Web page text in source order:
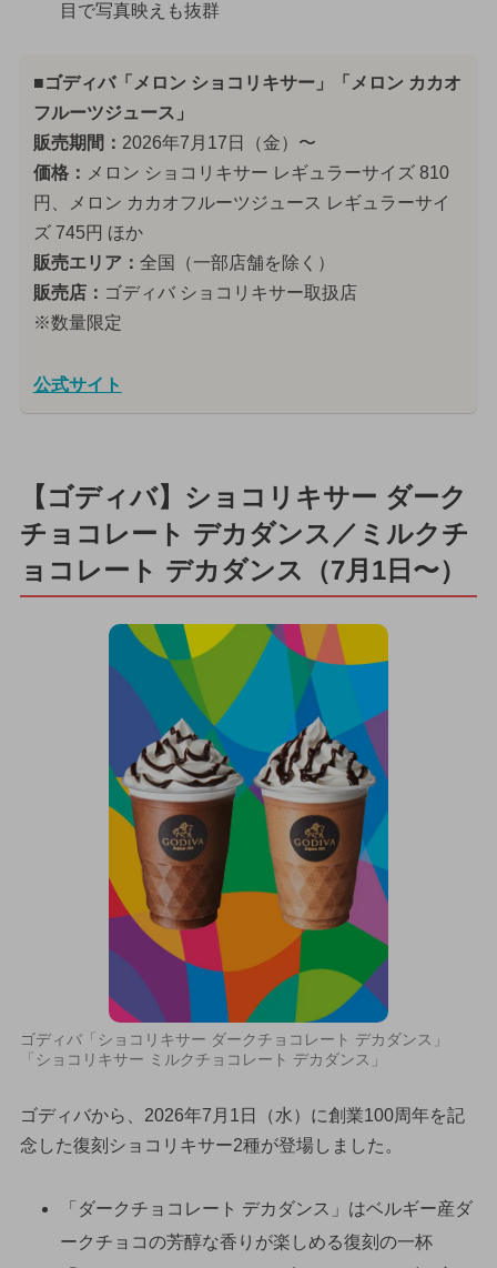
目で写真映えも抜群
■ゴディバ「メロン ショコリキサー」「メロン カカオ
フルーツジュース」
販売期間： 2026年7月17日（金）〜
価格： メロン ショコリキサー レギュラーサイズ 810
円、メロン カカオフルーツジュース レギュラーサイ
ズ 745円 ほか
販売エリア： 全国（一部店舗を除く）
販売店： ゴディバ ショコリキサー取扱店
※数量限定
公式サイト
【ゴディバ】ショコリキサー ダーク
チョコレート デカダンス／ミルクチ
ョコレート デカダンス（7月1日〜）
ゴディバ「ショコリキサー ダークチョコレート デカダンス」
「ショコリキサー ミルクチョコレート デカダンス」
ゴディバから、2026年7月1日（水）に創業100周年を記
念した復刻ショコリキサー2種が登場しました。
「ダークチョコレート デカダンス」はベルギー産ダ
ークチョコの芳醇な香りが楽しめる復刻の一杯